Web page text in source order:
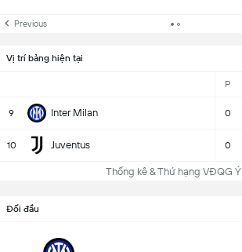
Previous
Vị trí bảng hiện tại
P
9 Inter Milan 0
10 Juventus 0
Thống kê & Thứ hạng VĐQG Ý
Đối đầu